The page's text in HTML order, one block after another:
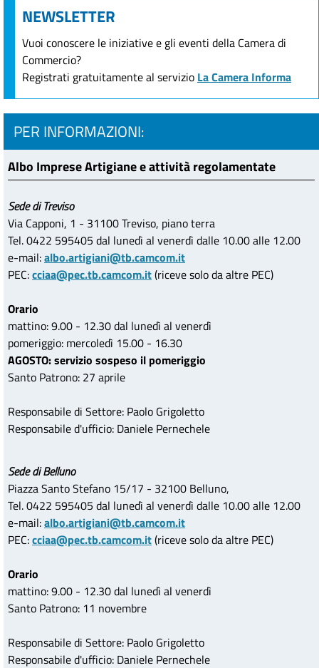
NEWSLETTER
Vuoi conoscere le iniziative e gli eventi della Camera di
Commercio?
Registrati gratuitamente al servizio La Camera Informa
PER INFORMAZIONI:
Albo Imprese Artigiane e attività regolamentate
Sede di Treviso
Via Capponi, 1 - 31100 Treviso, piano terra
Tel. 0422 595405 dal lunedì al venerdì dalle 10.00 alle 12.00
e-mail:albo.artigiani@tb.camcom.it
PEC:cciaa@pec.tb.camcom.it(riceve solo da altre PEC)
Orario
mattino: 9.00 - 12.30 dal lunedì al venerdì
pomeriggio: mercoledì 15.00 - 16.30
AGOSTO: servizio sospeso il pomeriggio
Santo Patrono: 27 aprile
Responsabile di Settore: Paolo Grigoletto
Responsabile d'ufficio: Daniele Pernechele
Sede di Belluno
Piazza Santo Stefano 15/17 - 32100 Belluno,
Tel. 0422 595405 dal lunedì al venerdì dalle 10.00 alle 12.00
e-mail:albo.artigiani@tb.camcom.it
PEC:cciaa@pec.tb.camcom.it(riceve solo da altre PEC)
Orario
mattino: 9.00 - 12.30 dal lunedì al venerdì
Santo Patrono: 11 novembre
Responsabile di Settore: Paolo Grigoletto
Responsabile d'ufficio: Daniele Pernechele